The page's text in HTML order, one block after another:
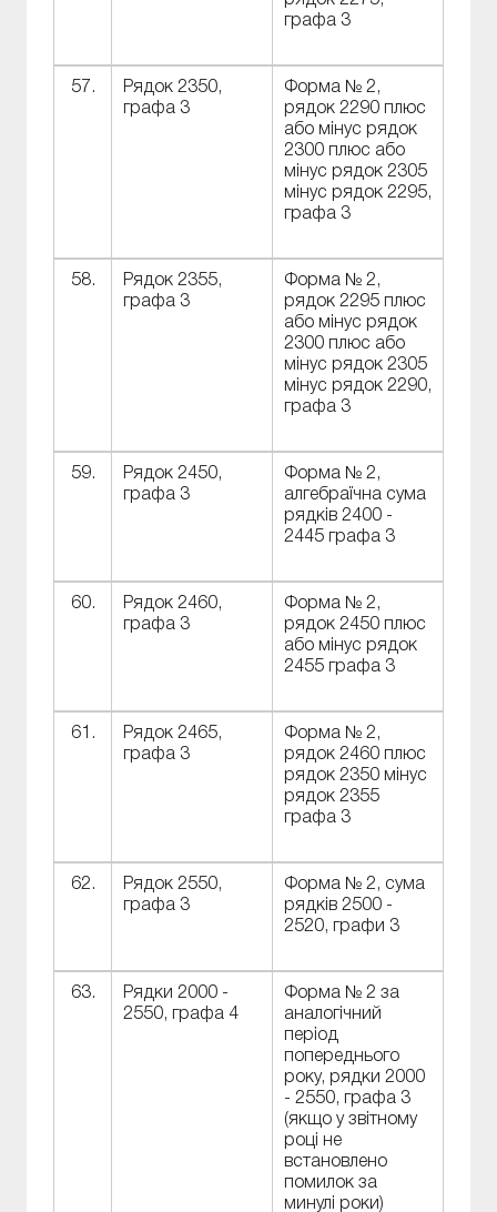
графа 3
57.
Рядок 2350,
графа 3
Форма № 2,
рядок 2290 плюс
або мінус рядок
2300 плюс або
мінус рядок 2305
мінус рядок 2295,
графа 3
58.
Рядок 2355,
графа 3
Форма № 2,
рядок 2295 плюс
або мінус рядок
2300 плюс або
мінус рядок 2305
мінус рядок 2290,
графа 3
59.
Рядок 2450,
графа 3
Форма № 2,
алгебраїчна сума
рядків 2400 -
2445 графа 3
60.
Рядок 2460,
графа 3
Форма № 2,
рядок 2450 плюс
або мінус рядок
2455 графа 3
61.
Рядок 2465,
графа 3
Форма № 2,
рядок 2460 плюс
рядок 2350 мінус
рядок 2355
графа 3
62.
Рядок 2550,
графа 3
Форма № 2, сума
рядків 2500 -
2520, графи 3
63.
Рядки 2000 -
2550, графа 4
Форма № 2 за
аналогічний
період
попереднього
року, рядки 2000
- 2550, графа 3
(якщо у звітному
році не
встановлено
помилок за
минулі роки)